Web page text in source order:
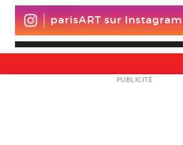
parisART sur Instagram
NEWSLETTER
PUBLICITÉ